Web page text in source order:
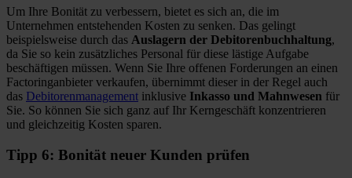
Um Ihre Bonität zu verbessern, bietet es sich an, die im
Unternehmen entstehenden Kosten zu senken. Das gelingt
beispielsweise durch das Auslagern der Debitorenbuchhaltung,
da Sie so kein zusätzliches Personal für diese lästige Aufgabe
beschäftigen müssen. Wenn Sie Ihre offenen Forderungen an einen
Factoringanbieter verkaufen, übernimmt dieser in der Regel auch
das Debitorenmanagement inklusive Inkasso und Mahnwesen für
Sie. So können Sie sich ganz auf Ihr Kerngeschäft konzentrieren
und gleichzeitig Kosten sparen.
Tipp 6: Bonität neuer Kunden prüfen